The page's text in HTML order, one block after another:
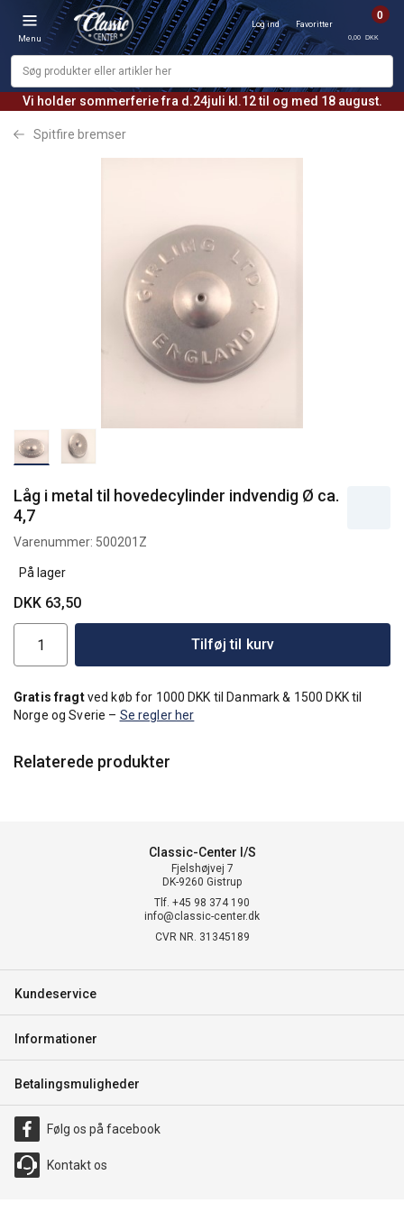
Vi holder sommerferie fra d.24juli kl.12 til og med 18 august.
Menu
Log ind Favoritter
0
0,00 DKK
Spitfire bremser
Låg i metal til hovedecylinder indvendig Ø ca.
4,7
Varenummer: 500201Z
På lager
DKK 63,50
Tilføj til kurv
Gratis fragtved køb for 1000 DKK til Danmark & 1500 DKK til
Norge og Sverie – Se regler her
Relaterede produkter
Classic-Center I/S
Fjelshøjvej 7
DK-9260 Gistrup
Tlf. +45 98 374 190
info@classic-center.dk
CVR NR. 31345189
Kundeservice
Informationer
Betalingsmuligheder
Følg os på facebook
Kontakt os